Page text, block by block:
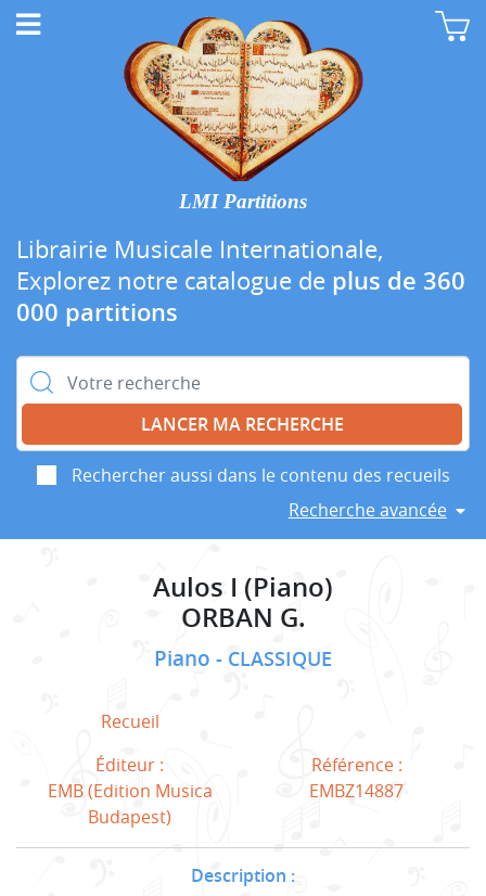
LMI Partitions
Librairie Musicale Internationale,
Explorez notre catalogue de plus de 360
000 partitions
Rechercher :
Rechercher aussi dans le contenu des recueils
Recherche avancée
Aulos I (Piano)
ORBAN G.
Piano CLASSIQUE
Recueil
Éditeur :
EMB (Edition Musica
Budapest)
Référence :
EMBZ14887
Description :